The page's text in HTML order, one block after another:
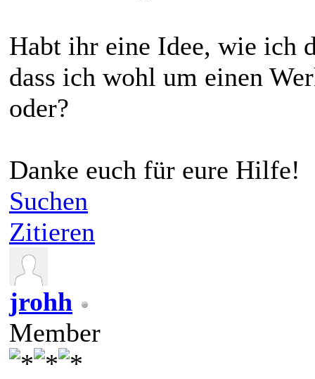
Habt ihr eine Idee, wie ich
dass ich wohl um einen
oder?
Danke euch für eure Hilfe!
Suchen
Zitieren
jrohh
Member